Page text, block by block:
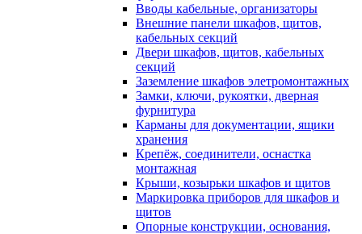
Вводы кабельные, организаторы
Внешние панели шкафов, щитов,
кабельных секций
Двери шкафов, щитов, кабельных
секций
Заземление шкафов элетромонтажных
Замки, ключи, рукоятки, дверная
фурнитура
Карманы для документации, ящики
хранения
Крепёж, соединители, оснастка
монтажная
Крыши, козырьки шкафов и щитов
Маркировка приборов для шкафов и
щитов
Опорные конструкции, основания,